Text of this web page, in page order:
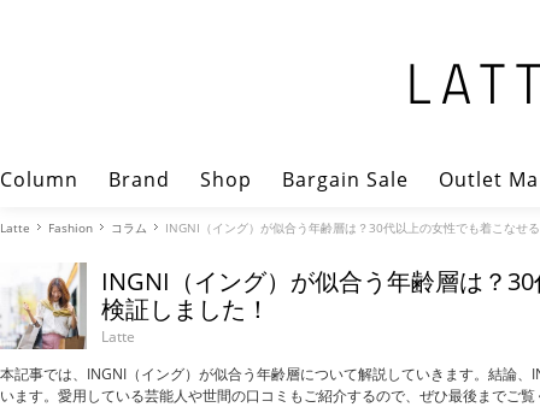
Column Brand Shop Bargain Sale Outlet
Latte Fashion コラム INGNI（イング）が似合う年齢層は？30代以上の女性でも着こなせ
INGNI（イング）が似合う年齢層は？
検証しました！
Latte
本記事では、INGNI（イング）が似合う年齢層について解説していきます。結論
います。愛用している芸能人や世間の口コミもご紹介するので、ぜひ最後までご